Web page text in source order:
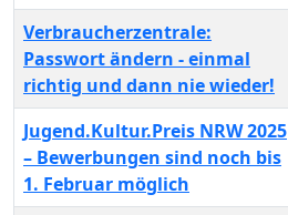
Verbraucherzentrale:
Passwort ändern - einmal
richtig und dann nie wieder!
Jugend.Kultur.Preis NRW 2025
– Bewerbungen sind noch bis
1. Februar möglich